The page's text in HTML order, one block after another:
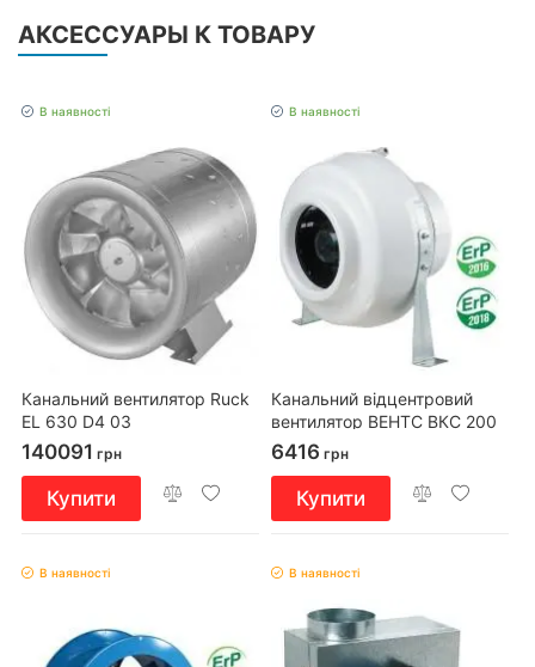
АКСЕССУАРЫ К ТОВАРУ
В наявності
Канальний вентилятор Ruck
EL 630 D4 03
140091 грн
Купити
В наявності
Канальний відцентровий
вентилятор ВЕНТС ВКС 200
6416 грн
Купити
В наявності В наявності